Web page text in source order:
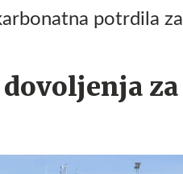
potrdila za
za